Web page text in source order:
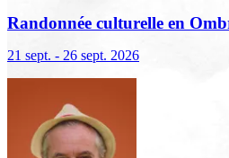
Randonnée culturelle en
21 sept. - 26 sept. 2026